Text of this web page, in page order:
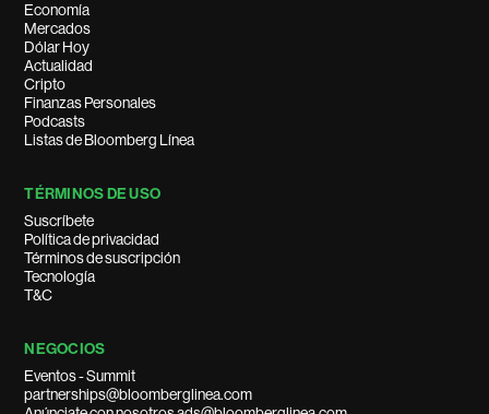
Economía
Mercados
Dólar Hoy
Actualidad
Cripto
Finanzas Personales
Podcasts
Listas de Bloomberg Línea
TÉRMINOS DE USO
Suscríbete
Política de privacidad
Términos de suscripción
Tecnología
T&C
NEGOCIOS
Eventos - Summit
partnerships@bloomberglinea.com